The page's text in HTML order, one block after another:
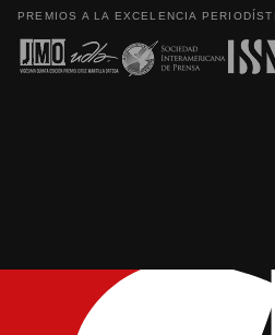
PREMIOS A LA EXCELENCIA